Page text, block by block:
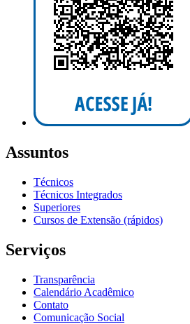
Assuntos
Técnicos
Técnicos Integrados
Superiores
Cursos de Extensão (rápidos)
Serviços
Transparência
Calendário Acadêmico
Contato
Comunicação Social